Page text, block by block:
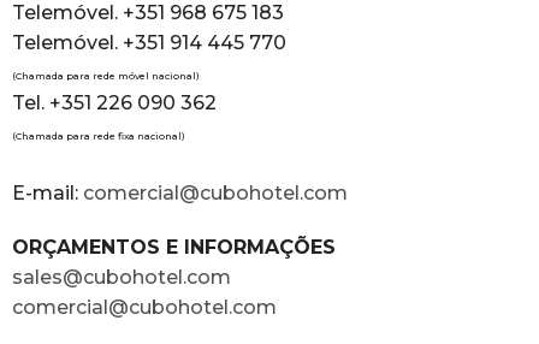
Telemóvel. +351 968 675 183
Telemóvel. +351 914 445 770
(Chamada para rede móvel nacional)
Tel. +351 226 090 362
(Chamada para rede fixa nacional)
E-mail: comercial@cubohotel.com
ORÇAMENTOS E INFORMAÇÕES
sales@cubohotel.com
comercial@cubohotel.com